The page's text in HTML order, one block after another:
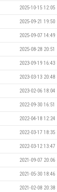
2025-10-15 12:05
2025-09-21 19:50
2025-09-07 14:49
2025-08-28 20:51
2023-09-19 16:43
2023-03-13 20:48
2023-02-06 18:04
2022-09-30 16:51
2022-04-18 12:24
2022-03-17 18:35
2022-03-12 13:47
2021-09-07 20:06
2021-05-30 18:46
2021-02-08 20:38